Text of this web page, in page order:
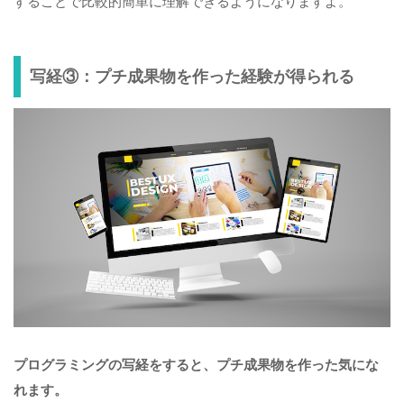
写経③：プチ成果物を作った経験が得られる
プログラミングの写経をすると、プチ成果物を作った気にな
れます。